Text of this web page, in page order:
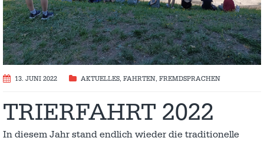
13. JUNI 2022 AKTUELLES, FAHRTEN, FREMDSPRACHEN
TRIERFAHRT 2022
In diesem Jahr stand endlich wieder die traditionelle